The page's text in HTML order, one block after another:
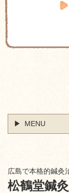
MENU
広島で本格的鍼灸
松鶴堂鍼